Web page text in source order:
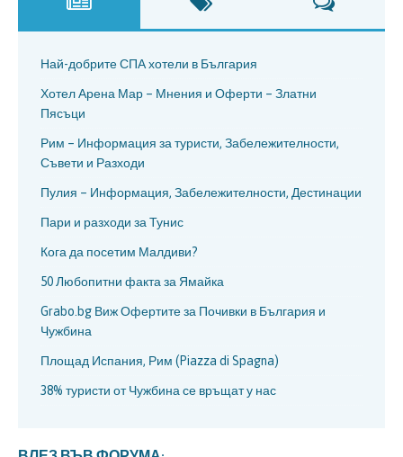
Най-добрите СПА хотели в България
Хотел Арена Мар – Мнения и Оферти – Златни
Пясъци
Рим – Информация за туристи, Забележителности,
Съвети и Разходи
Пулия – Информация, Забележителности, Дестинации
Пари и разходи за Тунис
Кога да посетим Малдиви?
50 Любопитни факта за Ямайка
Grabo.bg Виж Офертите за Почивки в България и
Чужбина
Площад Испания, Рим (Piazza di Spagna)
38% туристи от Чужбина се връщат у нас